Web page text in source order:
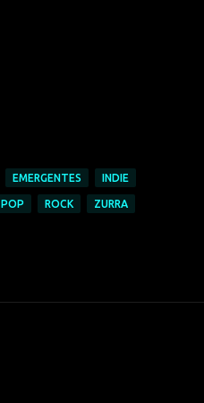
EMERGENTES INDIE
POP ROCK ZURRA